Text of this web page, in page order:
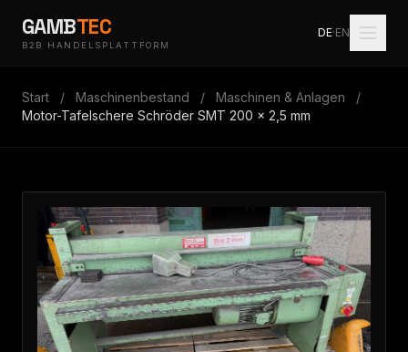
GAMBTEC
B2B HANDELSPLATTFORM
DE·EN
Start / Maschinenbestand / Maschinen & Anlagen
/
Motor-Tafelschere Schröder SMT 200 x 2,5 mm